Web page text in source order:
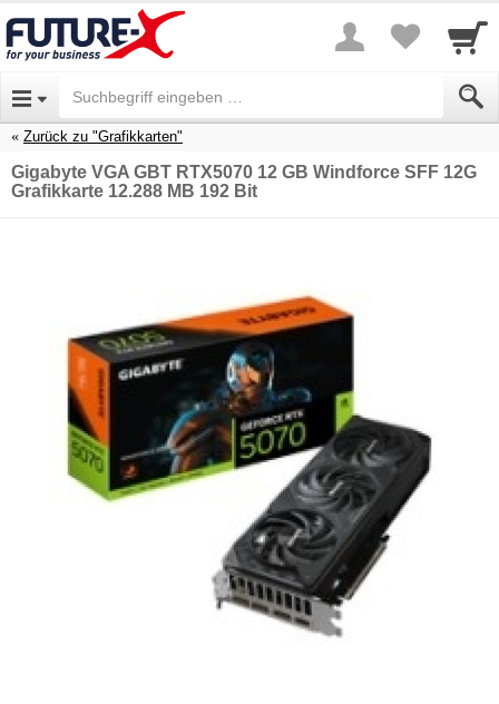
Zurück zu "Grafikkarten"
Gigabyte VGA GBT RTX5070 12 GB Windforce SFF 12G
Grafikkarte 12.288 MB 192 Bit